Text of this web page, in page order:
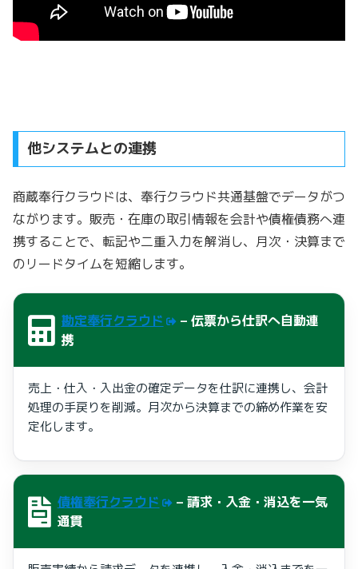
他システムとの連携
商蔵奉行クラウドは、奉行クラウド共通基盤でデータがつ
ながります。販売・在庫の取引情報を会計や債権債務へ連
携することで、転記や二重入力を解消し、月次・決算まで
のリードタイムを短縮します。
勘定奉行クラウド
– 伝票から仕訳へ自動連
携
売上・仕入・入出金の確定データを仕訳に連携し、会計
処理の手戻りを削減。月次から決算までの締め作業を安
定化します。
債権奉行クラウド
– 請求・入金・消込を一気
通貫